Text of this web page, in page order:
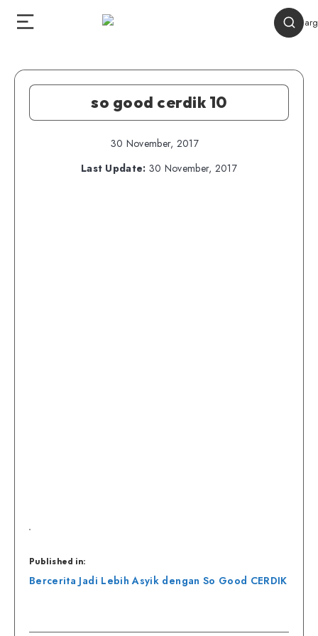
so good cerdik 10
30 November, 2017
Last Update: 30 November, 2017
Published in:
Navigasi
Bercerita Jadi Lebih Asyik dengan So Good CERDIK